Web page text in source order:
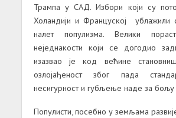
Трампа у САД. Избори који су
Холандији и Француској ублажили
налет популизма. Велики
неједнакости који се догодио
изазвао је код већине
озлојађеност због пада
несигурност и губљење наде за бољу
Популисти, посебно у земљама